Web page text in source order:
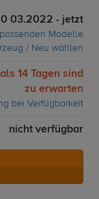
03.2022 - jetzt
Modelle
/ Neu wählen
14 Tagen sind
zu erwarten
bei Verfügbarkeit
nicht verfügbar